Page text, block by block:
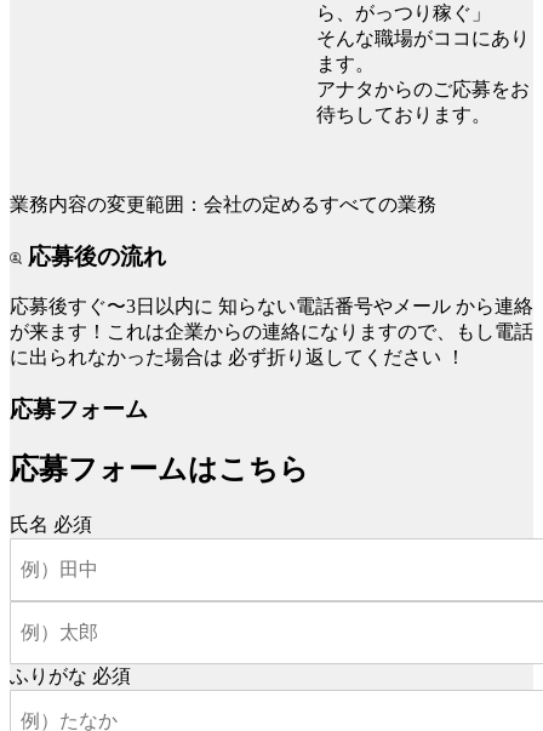
ら、がっつり稼ぐ」
そんな職場がココにあり
ます。
アナタからのご応募をお
待ちしております。
業務内容の変更範囲：会社の定めるすべての業務
応募後の流れ
応募後すぐ〜3日以内に 知らない電話番号やメール から連絡
が来ます！これは企業からの連絡になりますので、もし電話
に出られなかった場合は 必ず折り返してください ！
応募フォーム
応募フォームはこちら
氏名 必須
ふりがな 必須